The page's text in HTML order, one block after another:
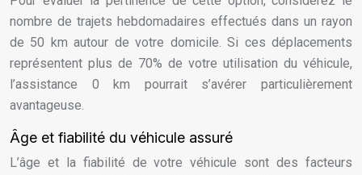
nombre de trajets hebdomadaires effectués dans un rayon
de 50 km autour de votre domicile. Si ces déplacements
représentent plus de 70% de votre utilisation du véhicule,
l’assistance 0 km pourrait s’avérer particulièrement
avantageuse.
Âge et fiabilité du véhicule assuré
L’âge et la fiabilité de votre véhicule sont des facteurs